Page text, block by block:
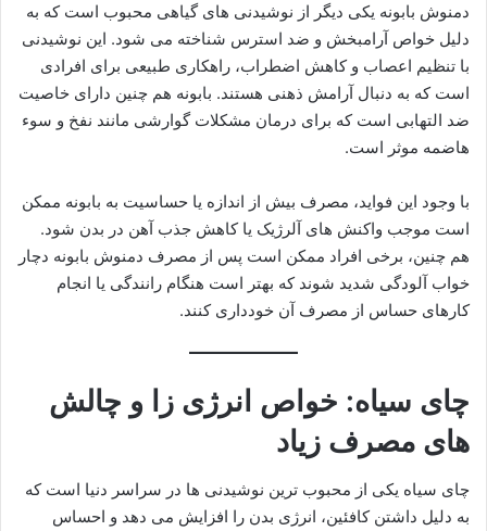
دمنوش بابونه یکی دیگر از نوشیدنی های گیاهی محبوب است که به
دلیل خواص آرامبخش و ضد استرس شناخته می شود. این نوشیدنی
با تنظیم اعصاب و کاهش اضطراب، راهکاری طبیعی برای افرادی
است که به دنبال آرامش ذهنی هستند. بابونه هم چنین دارای خاصیت
ضد التهابی است که برای درمان مشکلات گوارشی مانند نفخ و سوء
هاضمه موثر است.
با وجود این فواید، مصرف بیش از اندازه یا حساسیت به بابونه ممکن
است موجب واکنش های آلرژیک یا کاهش جذب آهن در بدن شود.
هم چنین، برخی افراد ممکن است پس از مصرف دمنوش بابونه دچار
خواب آلودگی شدید شوند که بهتر است هنگام رانندگی یا انجام
کارهای حساس از مصرف آن خودداری کنند.
چای سیاه: خواص انرژی زا و چالش
های مصرف زیاد
چای سیاه یکی از محبوب ترین نوشیدنی ها در سراسر دنیا است که
به دلیل داشتن کافئین، انرژی بدن را افزایش می دهد و احساس